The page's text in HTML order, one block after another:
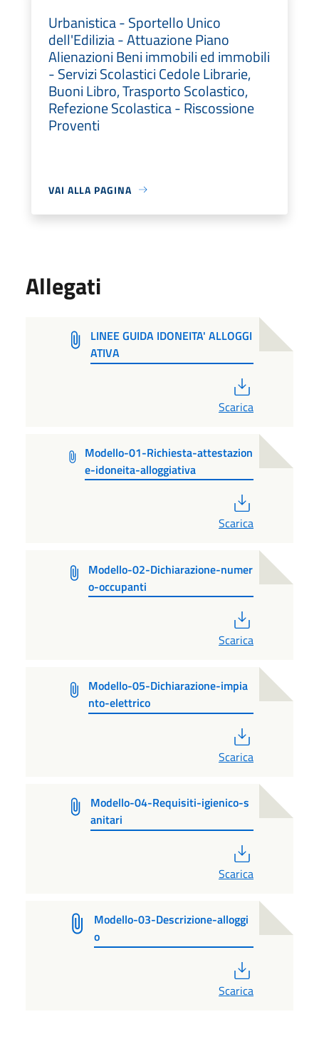
Urbanistica - Sportello Unico
dell'Edilizia - Attuazione Piano
Alienazioni Beni immobili ed immobili
- Servizi Scolastici Cedole Librarie,
Buoni Libro, Trasporto Scolastico,
Refezione Scolastica - Riscossione
Proventi
VAI ALLA PAGINA
Allegati
LINEE GUIDA IDONEITA' ALLOGGI
ATIVA
Scarica
Modello-01-Richiesta-attestazion
e-idoneita-alloggiativa
Scarica
Modello-02-Dichiarazione-numer
o-occupanti
Scarica
Modello-05-Dichiarazione-impia
nto-elettrico
Scarica
Modello-04-Requisiti-igienico-s
anitari
Scarica
Modello-03-Descrizione-alloggi
o
Scarica